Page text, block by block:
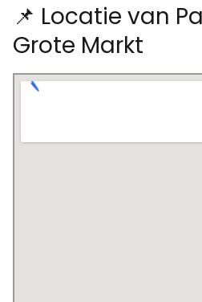
📌 Locatie van
Grote Markt